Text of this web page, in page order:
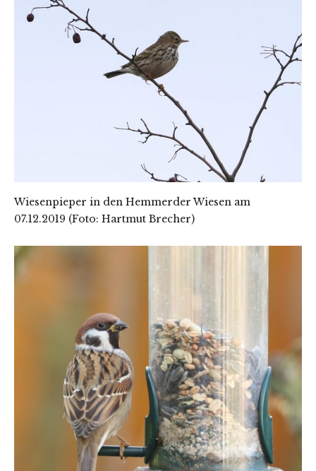
Wiesenpieper in den Hemmerder Wiesen am
07.12.2019 (Foto: Hartmut Brecher)